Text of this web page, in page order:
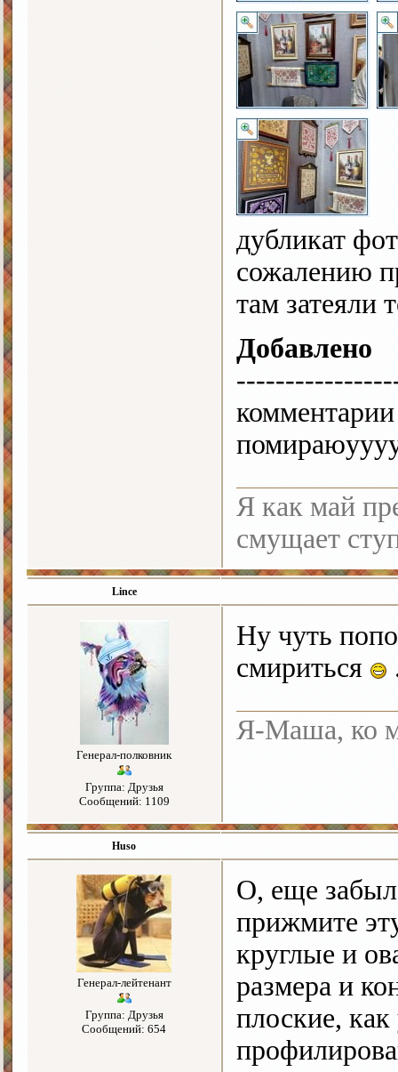
дубликат
сожалению
там затеяли
Добавлено
Я как май
смущает
Lince
Генерал-полковник
Группа: Друзья
Сообщений: 1109
Ну чуть
смириться
Я-Маша, ко
Huso
Генерал-лейтенант
Группа: Друзья
Сообщений: 654
О, еще
прижмите
круглые и
размера и
плоские,